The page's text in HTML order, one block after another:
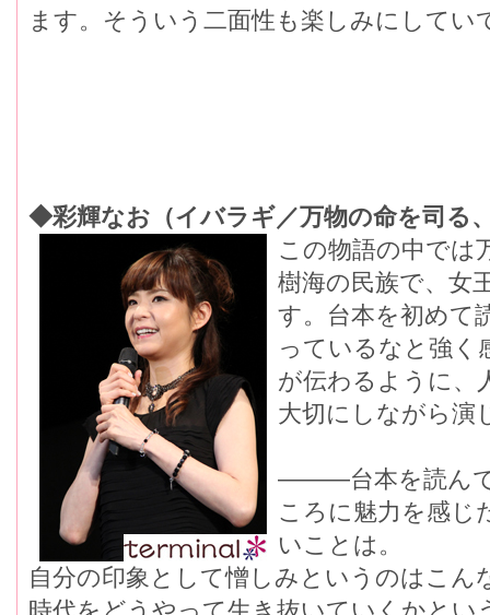
ます。そういう二面性も楽しみにしてい
◆彩輝なお（イバラギ／万物の命を司る
この物語の中では
樹海の民族で、女
す。台本を初めて
っているなと強く
が伝わるように、
大切にしながら演
―――台本を読んで
ころに魅力を感じ
いことは。
自分の印象として憎しみというのはこ